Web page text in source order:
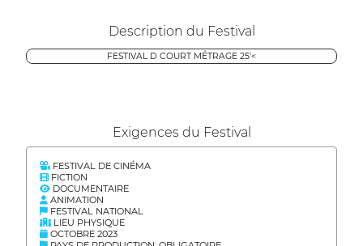
Description du Festival
FESTIVAL D COURT MÉTRAGE 25'<
Exigences du Festival
FESTIVAL DE CINÉMA
FICTION
DOCUMENTAIRE
ANIMATION
FESTIVAL NATIONAL
LIEU PHYSIQUE
OCTOBRE 2023